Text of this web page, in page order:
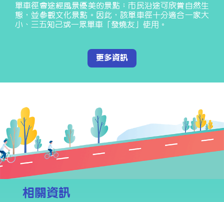
單車徑會途經風景優美的景點；市民沿途可欣賞自然生
態，並參觀文化景點。因此，該單車徑十分適合一家大
小、三五知己或一眾單車「發燒友」使用。
更多資訊
相關資訊